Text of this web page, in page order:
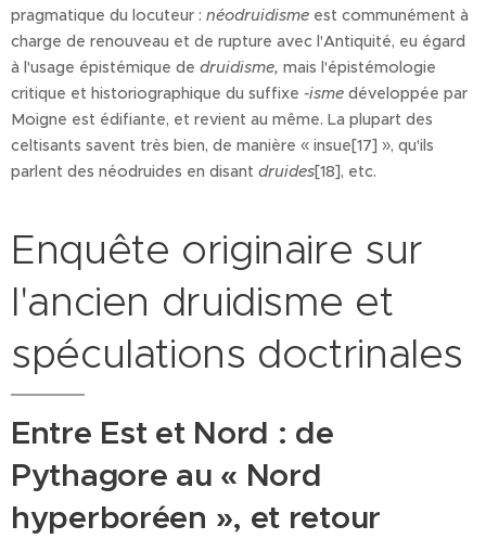
pragmatique du locuteur : néodruidisme est communément à
charge de renouveau et de rupture avec l'Antiquité, eu égard
à l'usage épistémique de druidisme, mais l'épistémologie
critique et historiographique du suffixe -isme développée par
Moigne est édifiante, et revient au même. La plupart des
celtisants savent très bien, de manière « insue[17] », qu'ils
parlent des néodruides en disant druides[18], etc.
Enquête originaire sur
l'ancien druidisme et
spéculations doctrinales
Entre Est et Nord : de
Pythagore au « Nord
hyperboréen », et retour